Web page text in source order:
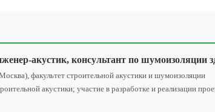
акустик, консультант по шумоизоляции
факультет строительной акустики и шумоизоляции
акустики; участие в разработке и реализации